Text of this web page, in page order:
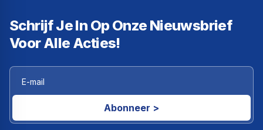
Schrijf Je In Op Onze Nieuwsbrief
Voor Alle Acties!
Abonneer >